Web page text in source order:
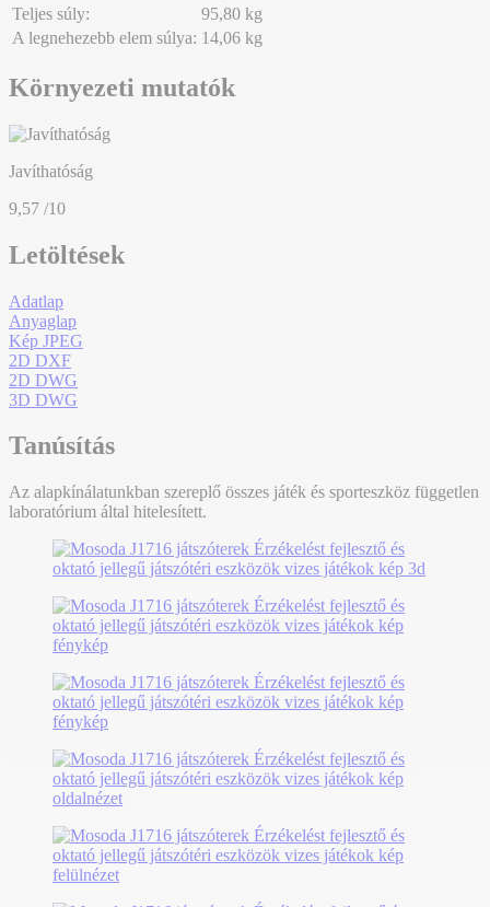
Teljes súly:
95,80 kg
A legnehezebb elem súlya: 14,06 kg
Környezeti mutatók
Javíthatóság
9,57 /10
Letöltések
Adatlap
Anyaglap
Kép JPEG
2D DXF
2D DWG
3D DWG
Tanúsítás
Az alapkínálatunkban szereplő összes játék és sporteszköz független
laboratórium által hitelesített.